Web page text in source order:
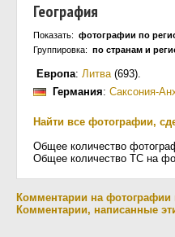
География
Показать: фотографии по
Группировка: по странам и
Европа: Литва(693).
Германия: Саксония-
Найти все фотографии,
Общее количество
Общее количество ТС на
Комментарии на фотографии
Комментарии, написанные